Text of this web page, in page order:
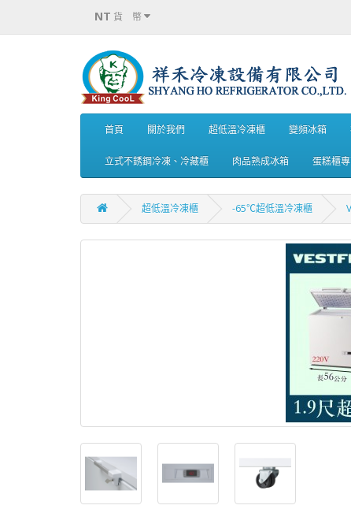
NT 貨 幣
首頁 關於我們 超低溫冷凍櫃 變頻冰箱
立式不銹鋼冷凍、冷藏櫃 肉品熟成冰箱 蛋糕櫃
超低溫冷凍櫃 -65℃超低溫冷凍櫃